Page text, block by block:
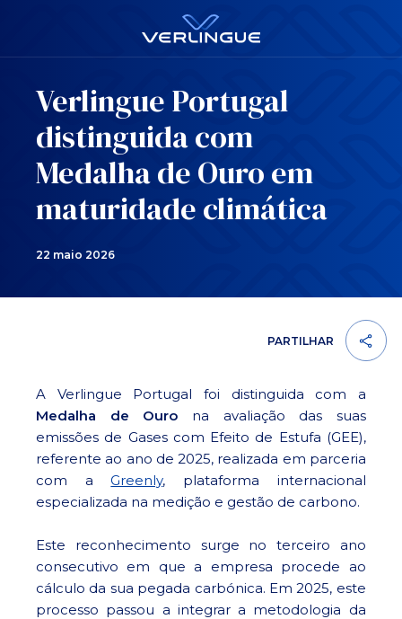
Verlingue Portugal
distinguida com
Medalha de Ouro em
maturidade climática
22 maio 2026
PARTILHAR
A Verlingue Portugal foi distinguida com a
Medalha de Ouro na avaliação das suas
emissões de Gases com Efeito de Estufa (GEE),
referente ao ano de 2025, realizada em parceria
com aGreenly, plataforma internacional
especializada na medição e gestão de carbono.
Este reconhecimento surge no terceiro ano
consecutivo em que a empresa procede ao
cálculo da sua pegada carbónica. Em 2025, este
processo passou a integrar a metodologia da